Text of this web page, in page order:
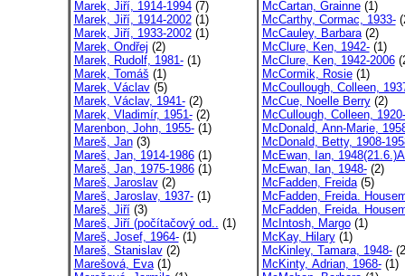
Marek, Jiří, 1914-1994(7)
Marek, Jiří, 1914-2002(1)
Marek, Jiří, 1933-2002(1)
Marek, Ondřej (2)
Marek, Rudolf, 1981-(1)
Marek, Tomáš (1)
Marek, Václav(5)
Marek, Václav, 1941-(2)
Marek, Vladimír, 1951-(2)
Marenbon, John, 1955-(1)
Mareš, Jan(3)
Mareš, Jan, 1914-1986(1)
Mareš, Jan, 1975-1986(1)
Mareš, Jaroslav(2)
Mareš, Jaroslav, 1937-(1)
Mareš, Jiří(3)
Mareš, Jiří (počítačový od.. (1)
Mareš, Josef, 1964-(1)
Mareš, Stanislav(2)
Marešová, Eva(1)
McCartan, Grainne(1)
McCarthy, Cormac, 1933-
McCauley, Barbara(2)
McClure, Ken, 1942-(1)
McClure, Ken, 1942-2006
McCormik, Rosie(1)
McCoullough, Colleen,
McCue, Noelle Berry(2)
McCullough, Colleen, 1920-
McDonald, Ann-Marie,
McDonald, Betty, 1908-
McEwan, Ian,
McEwan, Ian, 1948-(2)
McFadden, Freida(5)
McFadden, Freida.
McFadden, Freida.
McIntosh, Margo(1)
McKay, Hilary(1)
McKinley, Tamara, 1948-
McKinty, Adrian, 1968-(1)